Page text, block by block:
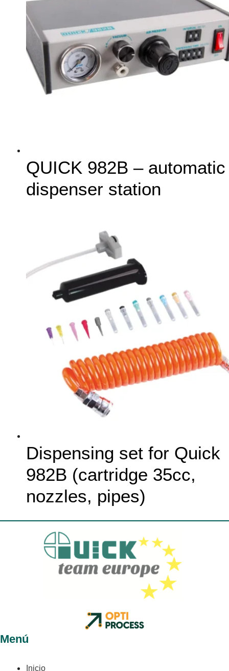
QUICK 982B – automatic
dispenser station
Dispensing set for Quick
982B (cartridge 35cc,
nozzles, pipes)
Menú
Inicio